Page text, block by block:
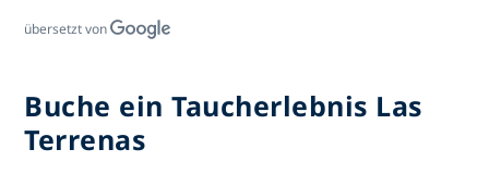
übersetzt von
Buche ein Taucherlebnis Las
Terrenas